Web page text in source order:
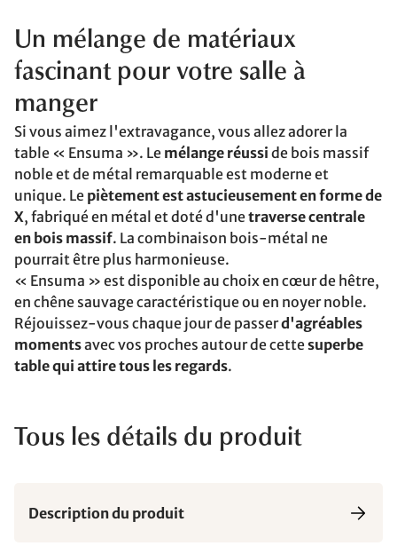
Un mélange de matériaux
fascinant pour votre salle à
manger
Si vous aimez l'extravagance, vous allez adorer la
table « Ensuma ». Le mélange réussi de bois massif
noble et de métal remarquable est moderne et
unique. Le piètement est astucieusement en forme de
X, fabriqué en métal et doté d'unetraverse centrale
en bois massif. La combinaison bois-métal ne
pourrait être plus harmonieuse.
« Ensuma » est disponible au choix en cœur de hêtre,
en chêne sauvage caractéristique ou en noyer noble.
Réjouissez-vous chaque jour de passerd'agréables
momentsavec vos proches autour de cettesuperbe
table qui attire tous les regards.
Tous les détails du produit
Description du produit